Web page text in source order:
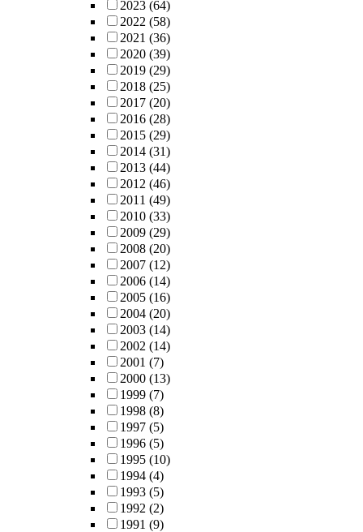
2023 (64)
2022 (58)
2021 (36)
2020 (39)
2019 (29)
2018 (25)
2017 (20)
2016 (28)
2015 (29)
2014 (31)
2013 (44)
2012 (46)
2011 (49)
2010 (33)
2009 (29)
2008 (20)
2007 (12)
2006 (14)
2005 (16)
2004 (20)
2003 (14)
2002 (14)
2001 (7)
2000 (13)
1999 (7)
1998 (8)
1997 (5)
1996 (5)
1995 (10)
1994 (4)
1993 (5)
1992 (2)
1991 (9)